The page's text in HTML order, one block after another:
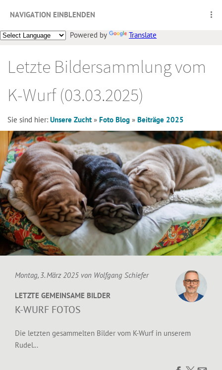
NAVIGATION EINBLENDEN
Powered by Translate
Letzte Bildersammlung vom
K-Wurf (03.03.2025)
Sie sind hier: Unsere Zucht » Foto Blog » Beiträge 2025
Montag, 3. März 2025 von Wolfgang Schiefer
LETZTE GEMEINSAME BILDER
K-WURF FOTOS
Die letzten gesammelten Bilder vom K-Wurf in unserem
Rudel...